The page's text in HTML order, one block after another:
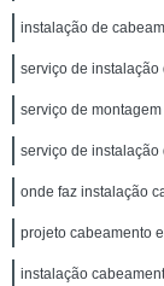
instalação de
serviço de instalação
serviço de
serviço de
onde faz instalação
projeto cabeamento
instalação